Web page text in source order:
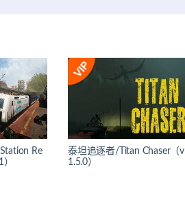
Re
泰坦追逐者/Titan Chaser（v
1.5.0）